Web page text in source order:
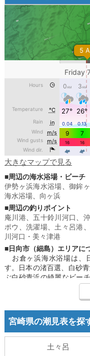
大きなマップで見る
■周辺の海水浴場・ビーチ
伊勢ヶ浜海水浴場 、御鉾
海水浴場、 向ヶ浜
■周辺の釣りポイント
庵川港
五十鈴川河口
ポウ
、洗濯場 土々呂港
川河口・美々津港
■日向市（細島）エリアに
お倉ヶ浜海水浴場は、
す。日本の渚百選、白砂
ぶ白砂青浜の綺麗なビー
も使用されているなど
す。ビーチハウスなども
ーフィン初心者でも、十分
御鉾ヶ浦海水浴場は、こ
あります。波が緩やかで
ます。バーベキューや、
となっています。歩いて
宮崎県の潮見表を探
土々呂